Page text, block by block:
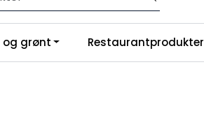
nettbutikk! Trykk her for å lese mer
og grønt Restaurantprodukter